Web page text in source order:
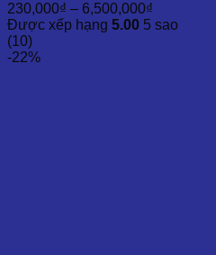
230,000₫ – 6,500,000₫
giá:
Được xếp hạng 5.00 5 sao
(10)
-22%